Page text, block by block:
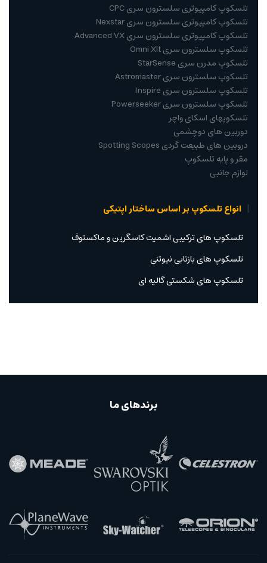
تلسکوپ کامپیوتری سلسترون سری CPC
تلسکوپ کامپیوتری سلسترون سری Nexstar
تلسکوپ کامپیوتری سلسترون سری Advanced VX
تلسکوپ سلسترون سری Omni Xlt
تلسکوپ مدرن سری StarSense
تلسکوپ سلسترون سری Astromaster
تلسکوپ سلسترون سری Inspire
تلسکوپ سلسترون سری Powerseeker
تلسکوپهای اسکای واچر
دوربین های دوچشمی
دروبین های طبیعت گردی Spotting Scopes
مقر و پایه تلسکوپ
لوازم جانبی
انواع تلسکوپ بر اساس ساختار اپتیکی
تلسکوپ های ترکیبی اشمیت کاسگرین و ماکستوف
تلسکوپ های بازتابی نیوتنی
تلسکوپ های شکستی گالیه ای
برندهای ما